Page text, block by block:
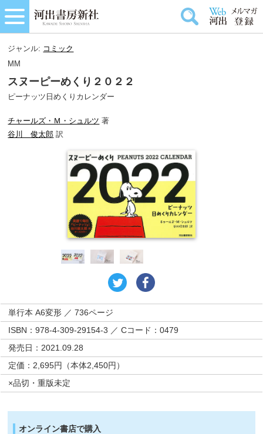
ジャンル: コミック
MM
スヌーピーめくり２０２２
ピーナッツ日めくりカレンダー
チャールズ・Ｍ・シュルツ 著
谷川 俊太郎 訳
単行本 A6変形 ／ 736ページ
ISBN：978-4-309-29154-3 ／ Cコード：0479
発売日：2021.09.28
定価：2,695円（本体2,450円）
×品切・重版未定
オンライン書店で購入